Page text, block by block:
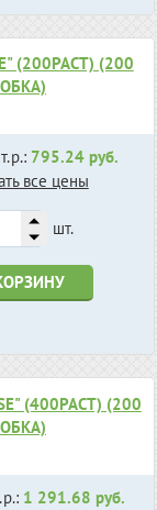
(200РАСТ) (200
795.24 руб.
все цены
шт.
(400РАСТ) (200
1 291.68 руб.